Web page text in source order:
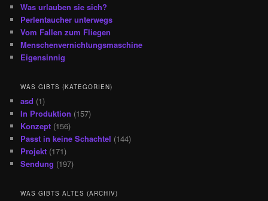
Was urlauben sie sich?
Perlentaucher unterwegs
Vom Fallen zum Fliegen
Menschenvernichtungsmaschine
Eigensinnig
WAS GIBTS (KATEGORIEN)
asd (1)
In Produktion (157)
Konzept (156)
Passt in keine Schachtel (144)
Projekt (171)
Sendung (197)
WAS GIBTS ALTES (ARCHIV)